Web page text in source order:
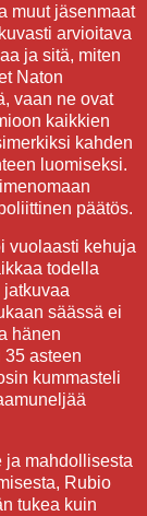
muut jäsenmaat
arvioitava
ja sitä, miten
Naton
vaan ne ovat
kaikkien
kahden
luomiseksi.
päätös.
vuolaasti kehuja
todella
jatkuvaa
säässä ei
hänen
35 asteen
kummasteli
ja mahdollisesta
Rubio
tukea kuin